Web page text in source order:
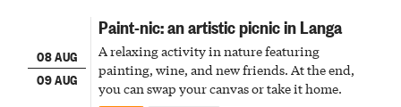
08 AUG
09 AUG
Paint-nic: an artistic picnic in Langa
A relaxing activity in nature featuring
painting, wine, and new friends. At the end,
you can swap your canvas or take it home.